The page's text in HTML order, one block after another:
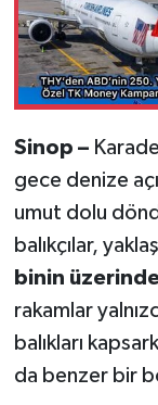
Sinop –
gece denize
umut dolu
balıkçılar,
binin
rakamlar
balıkları
da benzer bir